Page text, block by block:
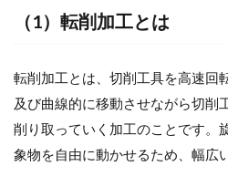
（1）転削加工とは
転削加工とは、切削工具を高速回
及び曲線的に移動させながら切削
削り取っていく加工のことです。
象物を自由に動かせるため、幅広